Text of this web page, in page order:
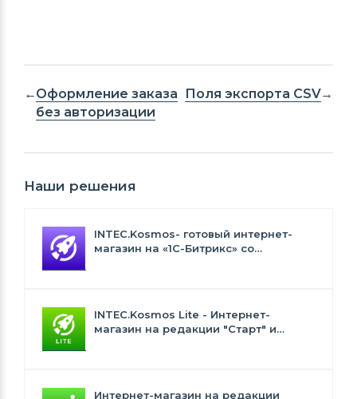
Оформление заказа
без авторизации
Поля экспорта CSV
Наши решения
INTEC.Kosmos- готовый интернет-
магазин на «1С-Битрикс» со
INTEC.Kosmos Lite - Интернет-
магазин на редакции "Старт" и
Интернет-магазин на редакции